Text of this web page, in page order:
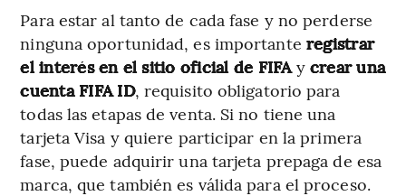
Para estar al tanto de cada fase y no perderse
ninguna oportunidad, es importante registrar
el interés en el sitio oficial de FIFAy crear una
cuenta FIFA ID, requisito obligatorio para
todas las etapas de venta. Si no tiene una
tarjeta Visa y quiere participar en la primera
fase, puede adquirir una tarjeta prepaga de esa
marca, que también es válida para el proceso.